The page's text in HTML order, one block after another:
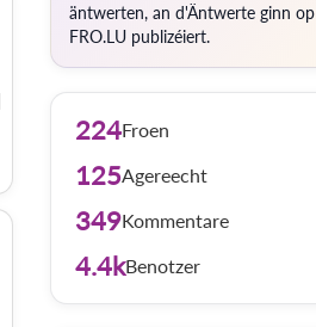
äntwerten, an d'Äntwerte ginn op
FRO.LU publizéiert.
224Froen
125Agereecht
349Kommentare
4.4kBenotzer